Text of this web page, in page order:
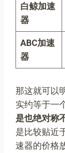
白鲸加速
器
ABC加速
器
那这就可以
实约等于一
是也绝对称
是比较贴近
速器的价格